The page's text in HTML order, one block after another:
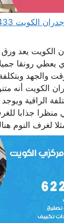
الكويت يعد
يعطي رونقا
والجهد
الكويت أنه
الراقية ويوجد
منظرا جذابا
لغرف النوم